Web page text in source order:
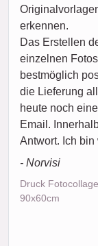
erkennen.
Das Erstellen
einzelnen
bestmöglich
die Lieferung
heute noch
Email.
Antwort. Ich
- Norvisi
Druck
90x60cm